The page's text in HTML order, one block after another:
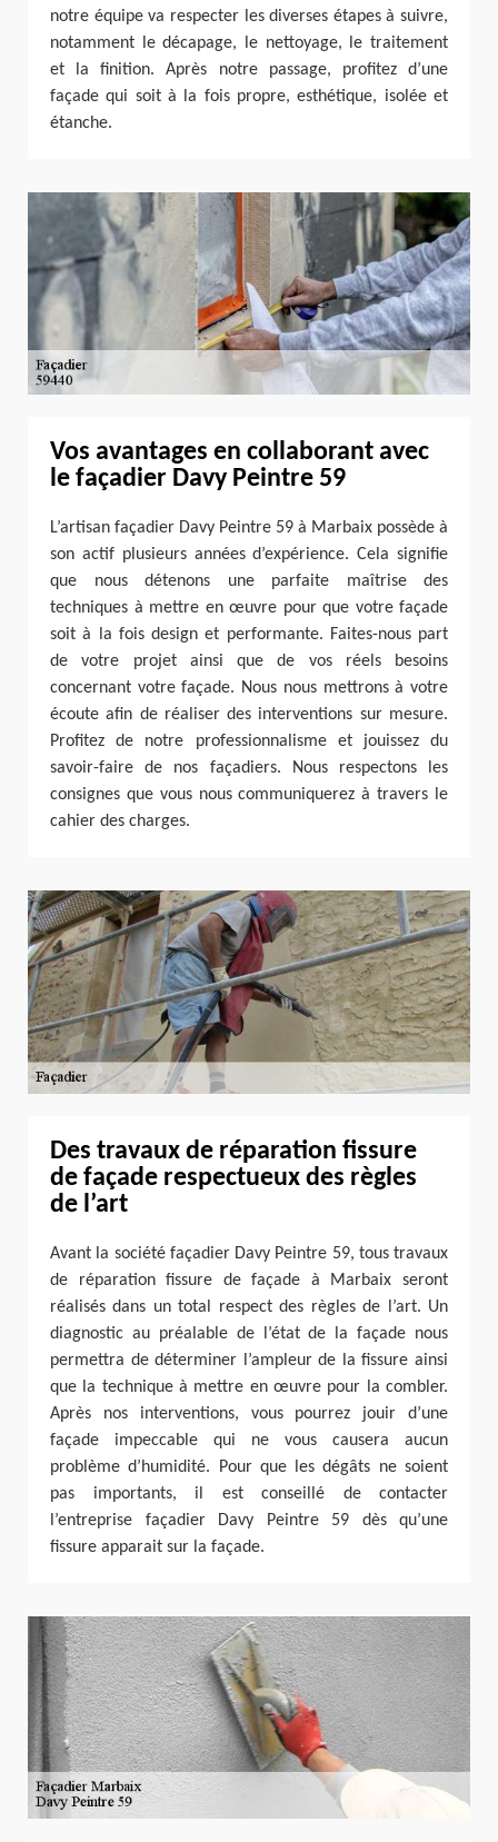
notre équipe va respecter les diverses étapes à suivre,
notamment le décapage, le nettoyage, le traitement
et la finition. Après notre passage, profitez d’une
façade qui soit à la fois propre, esthétique, isolée et
étanche.
Vos avantages en collaborant avec
le façadier Davy Peintre 59
L’artisan façadier Davy Peintre 59 à Marbaix possède à
son actif plusieurs années d’expérience. Cela signifie
que nous détenons une parfaite maîtrise des
techniques à mettre en œuvre pour que votre façade
soit à la fois design et performante. Faites-nous part
de votre projet ainsi que de vos réels besoins
concernant votre façade. Nous nous mettrons à votre
écoute afin de réaliser des interventions sur mesure.
Profitez de notre professionnalisme et jouissez du
savoir-faire de nos façadiers. Nous respectons les
consignes que vous nous communiquerez à travers le
cahier des charges.
Des travaux de réparation fissure
de façade respectueux des règles
de l’art
Avant la société façadier Davy Peintre 59, tous travaux
de réparation fissure de façade à Marbaix seront
réalisés dans un total respect des règles de l’art. Un
diagnostic au préalable de l’état de la façade nous
permettra de déterminer l’ampleur de la fissure ainsi
que la technique à mettre en œuvre pour la combler.
Après nos interventions, vous pourrez jouir d’une
façade impeccable qui ne vous causera aucun
problème d’humidité. Pour que les dégâts ne soient
pas importants, il est conseillé de contacter
l’entreprise façadier Davy Peintre 59 dès qu’une
fissure apparait sur la façade.